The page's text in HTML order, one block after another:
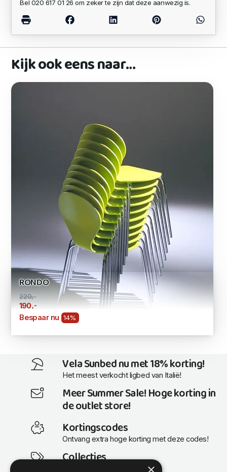
Bel 020 617 01 26 om zeker te zijn dat deze aanwezig is.
Kijk ook eens naar…
RONDO
220,-
190 ,-
Bespaar nu 14%
Vela Sunbed nu met 18% korting!
Het meest verkocht ligbed van Italië!
Meer Summer Sale! Hoge korting in
de outlet store!
Kortingscodes
Ontvang extra hoge korting met deze codes!
Collecties
Actuele en populaire collecties